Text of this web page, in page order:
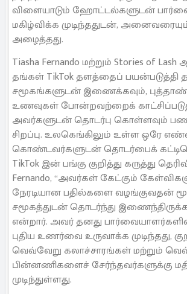
விளையாடும் ஹோட்டல்களுடன்
மகிழ்விக்க முடிந்ததுடன்,
அழைத்தது.
Tiasha Fernando மற்றும் Stories of
தங்கள் TikTok தளத்தைப் பயன்படுத்தி
சமூகங்களுடன் இணைக்கவும்,
உணவுகள் போன்றவற்றைக்
அவர்களுடன் தொடர்பு கொள்ளவும்
சிறப்பு. உலகெங்கிலும் உள்ள ஒரே
கொண்டவர்களுடன் தொடர்பைக்
TikTok இன் பங்கு குறித்து கருத்து
Fernando, “அவர்கள் கேட்கும்
நேரடியான பதில்களை வழங்குவதன்
சமூகத்துடன் தொடர்ந்து
என்றார். அவர் தனது
புதிய உணர்வை உருவாக்க முடிந்தது,
வெவ்வேறு கலாச்சாரங்கள் மற்றும்
பின்னணிகளைச் சேர்ந்தவர்களுக்கு
முடிந்துள்ளது.